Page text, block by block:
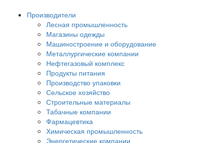
Производители
Лесная промышленность
Магазины одежды
Машиностроение и оборудование
Металлургические компании
Нефтегазовый комплекс
Продукты питания
Производство упаковки
Сельское хозяйство
Строительные материалы
Табачные компании
Фармацевтика
Химическая промышленность
Энергетические компании